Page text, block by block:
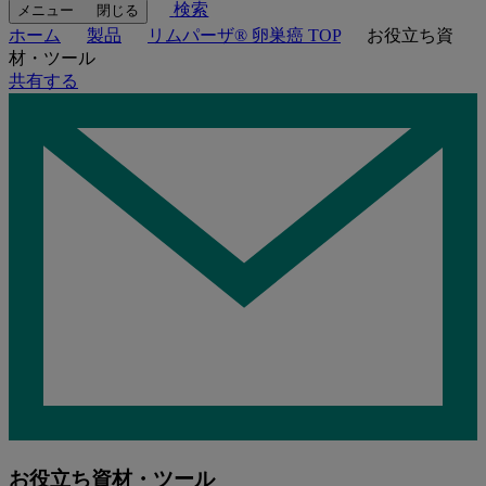
メニュー 閉じる
検索
ホーム
製品 リムパーザ® 卵巣癌 TOP
お役立ち資
材・ツール
共有する
お役立ち資材・ツール